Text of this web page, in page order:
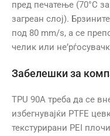
пред печатење (70°C
загреан слој).
под 80 mm/s, а се
челик или
Забелешки за
TPU 90A треба да се
избегнувајќи PTFE
текстурирани PEI